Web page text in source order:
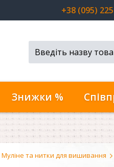
+38 (095)
Знижки %
Муліне та нитки для вишивання